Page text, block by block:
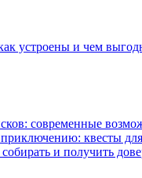
устроены и чем
современные
квесты
и получить